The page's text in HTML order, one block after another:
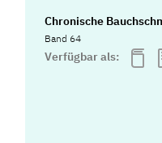
Chronische
Band 64
Verfügbar als: